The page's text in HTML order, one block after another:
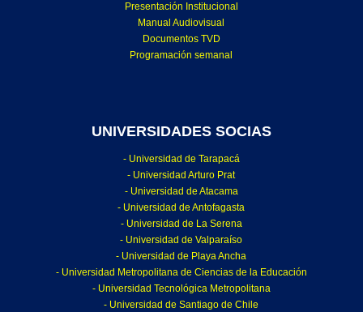
Presentación Institucional
Manual Audiovisual
Documentos TVD
Programación semanal
UNIVERSIDADES SOCIAS
- Universidad de Tarapacá
- Universidad Arturo Prat
- Universidad de Atacama
- Universidad de Antofagasta
- Universidad de La Serena
- Universidad de Valparaíso
- Universidad de Playa Ancha
- Universidad Metropolitana de Ciencias de la Educación
- Universidad Tecnológica Metropolitana
- Universidad de Santiago de Chile